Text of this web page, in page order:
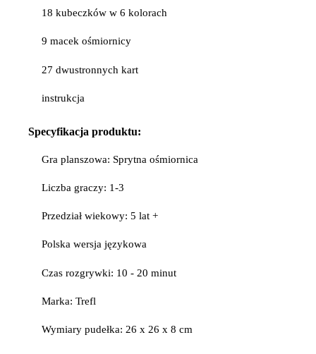
18 kubeczków w 6 kolorach
9 macek ośmiornicy
27 dwustronnych kart
instrukcja
Specyfikacja produktu:
Gra planszowa: Sprytna ośmiornica
Liczba graczy: 1-3
Przedział wiekowy: 5 lat +
Polska wersja językowa
Czas rozgrywki: 10 - 20 minut
Marka: Trefl
Wymiary pudełka: 26 x 26 x 8 cm